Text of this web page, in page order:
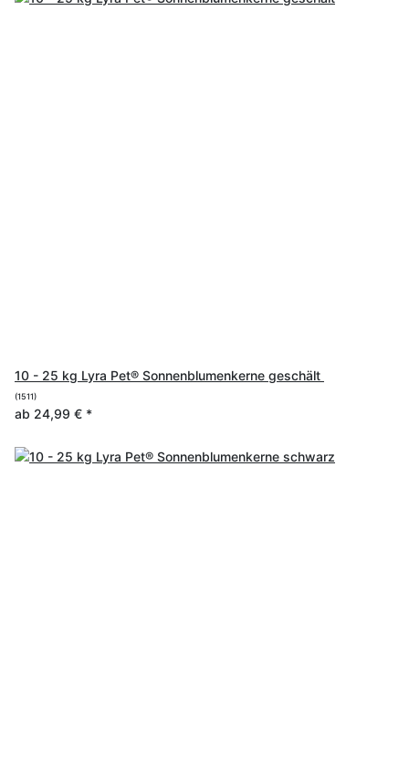
10 - 25 kg Lyra Pet® Sonnenblumenkerne geschält
(1511)
ab 24,99 € *